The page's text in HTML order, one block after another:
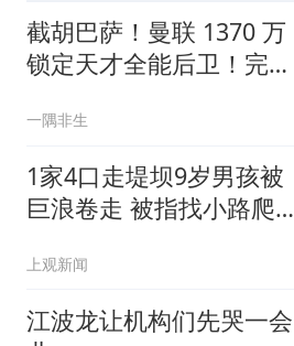
截胡巴萨！曼联 1370 万
锁定天才全能后卫！完美
一隅非生
1家4口走堤坝9岁男孩被
巨浪卷走 被指找小路爬了
上观新闻
江波龙让机构们先哭一会